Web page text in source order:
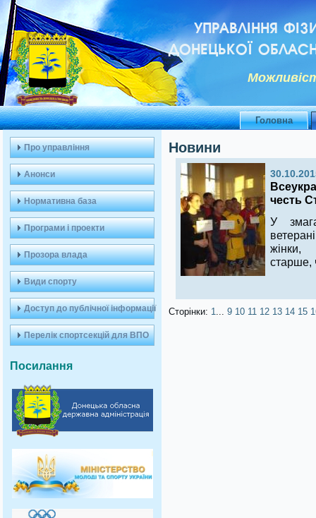
УПРАВЛІННЯ
ДОНЕЦЬКОЇ
Головна
Про управління
Анонси
Нормативна база
Програми і проекти
Прозора влада
Види спорту
Доступ до публічної інформації
Перелік спортсекцій для ВПО
Посилання
Новини
честь
У
старше,
Сторінки: 1... 9 10 11 12 13 14 15